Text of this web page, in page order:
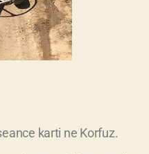
karti ne Korfuz.